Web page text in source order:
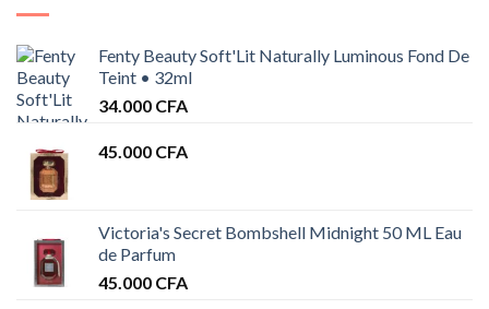
Fenty Beauty Soft'Lit Naturally Luminous Fond De
Teint • 32ml
34.000 CFA
45.000 CFA
Victoria's Secret Bombshell Midnight 50 ML Eau
de Parfum
45.000 CFA